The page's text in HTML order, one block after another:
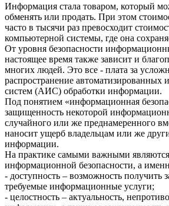
Информация стала товаром, который
обменять или продать. При этом
часто в тысячи раз превосходит
компьютерной системы, где она
От уровня безопасности
настоящее время также зависит и
многих людей. Это все - плата за
распространение
систем (АИС) обработки информации.
Под понятием «информационная
защищенность некоторой
случайного или же преднамеренного
наносит ущерб владельцам или же
информации.
На практике самыми важными являются
информационной безопасности, а
- доступность – возможность получить
требуемые информационные услуги;
- целостность – актуальность,